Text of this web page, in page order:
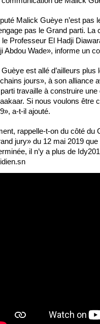
Malick Guèye n’est pas
pas le Grand parti.
le Professeur El Hadji
Abdou Wade», informe un
est allé d’ailleurs
jours», à son alliance
travaille à construire
Si nous voulons être
a-t-il ajouté.
rappelle-t-on du côté
jury» du 12 mai 2019 que
il n’y a plus de